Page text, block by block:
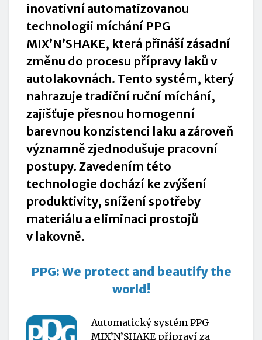
inovativní automatizovanou
technologii míchání PPG
MIX’N’SHAKE, která přináší zásadní
změnu do procesu přípravy laků v
autolakovnách. Tento systém, který
nahrazuje tradiční ruční míchání,
zajišťuje přesnou homogenní
barevnou konzistenci laku a zároveň
významně zjednodušuje pracovní
postupy. Zavedením této
technologie dochází ke zvýšení
produktivity, snížení spotřeby
materiálu a eliminaci prostojů
v lakovně.
PPG: We protect and beautify the
world!
Automatický systém PPG
MIX’N’SHAKE připraví za